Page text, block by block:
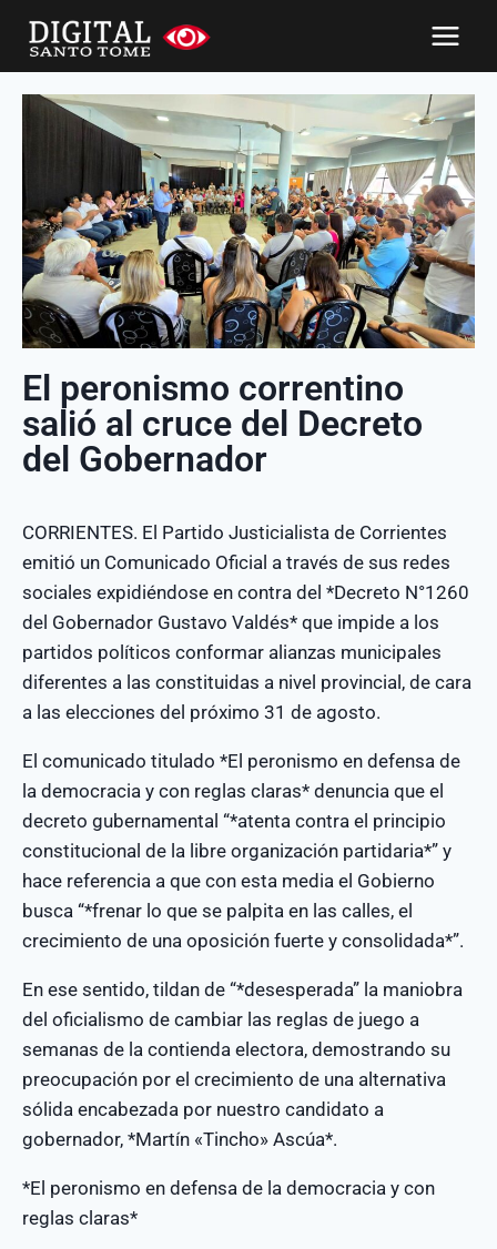
El peronismo correntino
salió al cruce del Decreto
del Gobernador
CORRIENTES. El Partido Justicialista de Corrientes
emitió un Comunicado Oficial a través de sus redes
sociales expidiéndose en contra del *Decreto N°1260
del Gobernador Gustavo Valdés* que impide a los
partidos políticos conformar alianzas municipales
diferentes a las constituidas a nivel provincial, de cara
a las elecciones del próximo 31 de agosto.
El comunicado titulado *El peronismo en defensa de
la democracia y con reglas claras* denuncia que el
decreto gubernamental “*atenta contra el principio
constitucional de la libre organización partidaria*” y
hace referencia a que con esta media el Gobierno
busca “*frenar lo que se palpita en las calles, el
crecimiento de una oposición fuerte y consolidada*”.
En ese sentido, tildan de “*desesperada” la maniobra
del oficialismo de cambiar las reglas de juego a
semanas de la contienda electora, demostrando su
preocupación por el crecimiento de una alternativa
sólida encabezada por nuestro candidato a
gobernador, *Martín «Tincho» Ascúa*.
*El peronismo en defensa de la democracia y con
reglas claras*